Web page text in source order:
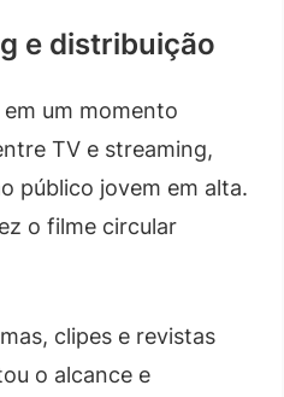
e distribuição
um momento
TV e streaming,
público jovem em alta.
o filme circular
clipes e revistas
o alcance e